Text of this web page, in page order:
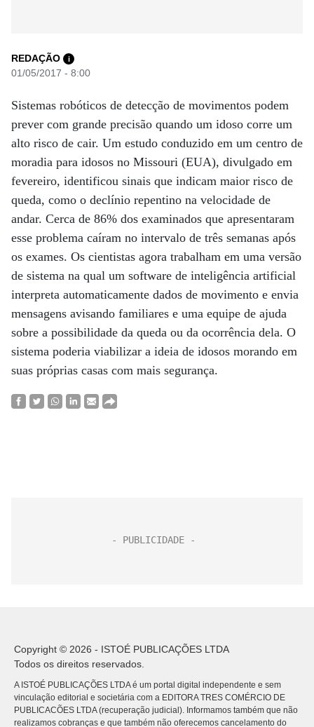
REDAÇÃO i
01/05/2017 - 8:00
Sistemas robóticos de detecção de movimentos podem
prever com grande precisão quando um idoso corre um
alto risco de cair. Um estudo conduzido em um centro de
moradia para idosos no Missouri (EUA), divulgado em
fevereiro, identificou sinais que indicam maior risco de
queda, como o declínio repentino na velocidade de
andar. Cerca de 86% dos examinados que apresentaram
esse problema caíram no intervalo de três semanas após
os exames. Os cientistas agora trabalham em uma versão
de sistema na qual um software de inteligência artificial
interpreta automaticamente dados de movimento e envia
mensagens avisando familiares e uma equipe de ajuda
sobre a possibilidade da queda ou da ocorrência dela. O
sistema poderia viabilizar a ideia de idosos morando em
suas próprias casas com mais segurança.
Copyright © 2026 - ISTOÉ PUBLICAÇÕES LTDA
Todos os direitos reservados.
A ISTOÉ PUBLICAÇÕES LTDA é um portal digital independente e sem
vinculação editorial e societária com a EDITORA TRES COMÉRCIO DE
PUBLICACÕES LTDA (recuperação judicial). Informamos também que não
realizamos cobranças e que também não oferecemos cancelamento do